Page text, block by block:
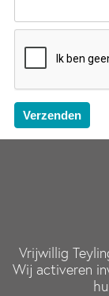
Vrijwillig
Wij activeren